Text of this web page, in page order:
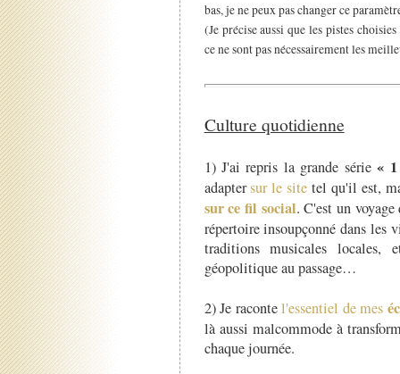
bas, je ne peux pas changer ce
(Je précise aussi que les pistes
ce ne sont pas nécessairement les
Culture quotidienne
1) J'ai repris la grande série«
adaptersur le site tel qu'il est,
sur ce fil social. C'est un
répertoire insoupçonné dans les
traditions musicales
géopolitique au passage…
2) Je racontel'essentiel de mes
là aussi malcommode à
chaque journée.